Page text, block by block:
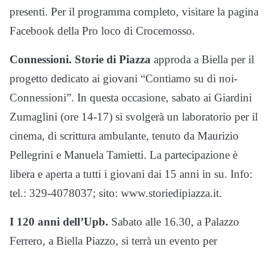
presenti. Per il programma completo, visitare la pagina
Facebook della Pro loco di Crocemosso.
Connessioni. Storie di Piazza approda a Biella per il
progetto dedicato ai giovani “Contiamo su di noi-
Connessioni”. In questa occasione, sabato ai Giardini
Zumaglini (ore 14-17) si svolgerà un laboratorio per il
cinema, di scrittura ambulante, tenuto da Maurizio
Pellegrini e Manuela Tamietti. La partecipazione è
libera e aperta a tutti i giovani dai 15 anni in su. Info:
tel.: 329-4078037; sito: www.storiedipiazza.it.
I 120 anni dell’Upb. Sabato alle 16.30, a Palazzo
Ferrero, a Biella Piazzo, si terrà un evento per